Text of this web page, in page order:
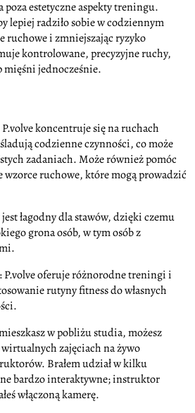
estetyczne aspekty treningu.
lepiej radziło sobie w codziennym
ruchowe i zmniejszając ryzyko
kontrolowane, precyzyjne ruchy,
mięśni jednocześnie.
koncentruje się na ruchach
codzienne czynności, co może
zadaniach. Może również pomóc
ruchowe, które mogą prowadzić
łagodny dla stawów, dzięki czemu
grona osób, w tym osób z
oferuje różnorodne treningi i
rutyny fitness do własnych
w pobliżu studia, możesz
zajęciach na żywo
Brałem udział w kilku
bardzo interaktywne; instruktor
włączoną kamerę.